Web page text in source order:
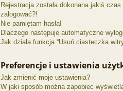
Rejestracja została dokonana jakiś
zalogować?!
Nie pamiętam hasła!
Dlaczego następuje automatyczne
Jak działa funkcja “Usuń ciasteczka
Preferencje i ustawienia
Jak zmienić moje ustawienia?
W jaki sposób można zapobiec